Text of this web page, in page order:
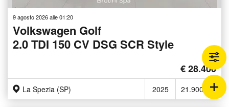
9 agosto 2026 alle 01:20
Volkswagen Golf
2.0 TDI 150 CV DSG SCR Style
€ 28.400
La Spezia (SP) 2025 21.900 Km